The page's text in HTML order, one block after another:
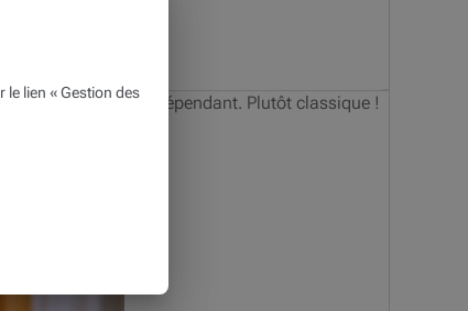
êtes dirigeant indépendant. Plutôt classique !
lien « Gestion des